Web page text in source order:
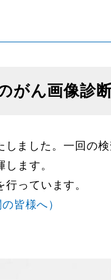
がん画像診
ました。一回の
ます。
っています。
皆様へ）